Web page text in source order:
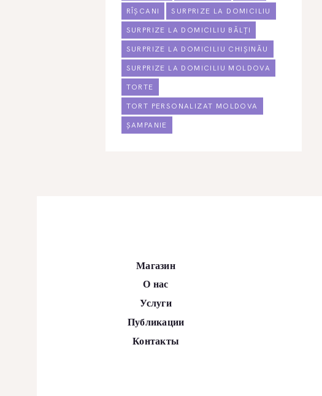
RÎȘCANI SURPRIZE LA DOMICILIU
SURPRIZE LA DOMICILIU BĂLȚI
SURPRIZE LA DOMICILIU CHIȘINĂU
SURPRIZE LA DOMICILIU MOLDOVA
TORTE
TORT PERSONALIZAT MOLDOVA
ȘAMPANIE
Магазин
О нас
Услуги
Публикации
Контакты